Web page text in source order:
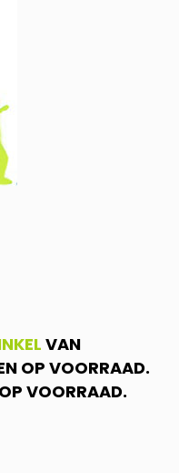
VAN
OP VOORRAAD.
VOORRAAD.